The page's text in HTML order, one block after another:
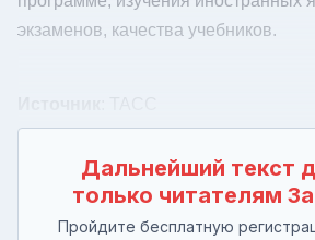
экзаменов, качества учебников.
Дальнейший текст
только читателям
Пройдите бесплатную